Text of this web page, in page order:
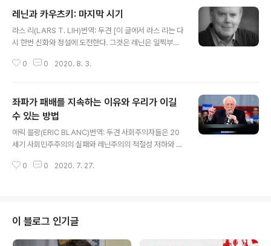
레닌과 카우츠키: 마지막 시기
라스 리(LARS T. LIH)번역: 두견 [이 글에서 라스 리는 다
시 한번 신화와 정설에 도전한다. 그것은 레닌은 일찍부터
시켰고, 특히 1914년 이후에는 의식적으로 그랬다는 주장
충실한 수호자로 끝까지 남았다는 것이다. 이 글의 필자인
라스 리는 러시아어 원자료와 구체적인 상황과 맥락에 입
각한 러시아 혁명과 ‘레닌주의’에 대한 혁신적 재해석으로
주목받아 왔고, 수많은 책과 논문을 쓴 역사학자이다. 그의
p://www.isreview.org/issues/59/feat-..
0 0 2020. 8. 3.
좌파가 패배를 지속하는 이유와 우리가 이길
수 있는 방법
에릭 블랑(ERIC BLANC)번역: 두견 사회주의자들은 20
세기 사회민주주의의 실패와 레닌주의의 적절성 저하와 함
remy Corbyn), 미국의 버니 샌더스(Bernie Sanders)
20)에 대한 서평을 통해서 에릭 블랑은 그것을 지적하고
있다. 오랜 시간 많은 경험과 기여를 해온 베테랑 사회주의
자들이 함께 쓴 위의 책이 한국에 출판된 것은 아니지만, 시
0 0 2020. 7. 27.
이 블로그 인기글